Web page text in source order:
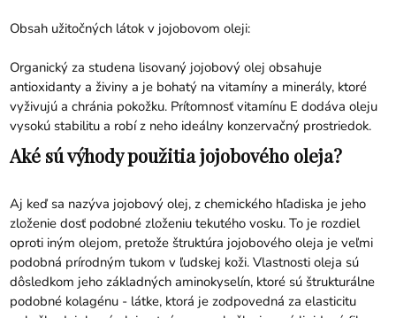
Obsah užitočných látok v jojobovom oleji:
Organický za studena lisovaný jojobový olej obsahuje
antioxidanty a živiny a je bohatý na vitamíny a minerály, ktoré
vyživujú a chránia pokožku. Prítomnosť vitamínu E dodáva oleju
vysokú stabilitu a robí z neho ideálny konzervačný prostriedok.
Aké sú výhody použitia jojobového oleja?
Aj keď sa nazýva jojobový olej, z chemického hľadiska je jeho
zloženie dosť podobné zloženiu tekutého vosku. To je rozdiel
oproti iným olejom, pretože štruktúra jojobového oleja je veľmi
podobná prírodným tukom v ľudskej koži. Vlastnosti oleja sú
dôsledkom jeho základných aminokyselín, ktoré sú štrukturálne
podobné kolagénu - látke, ktorá je zodpovedná za elasticitu